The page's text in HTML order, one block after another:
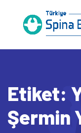
Etiket:
Şermin